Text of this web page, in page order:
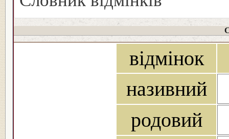
відмінок
називний
родовий